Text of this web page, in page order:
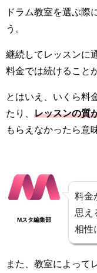
ドラム教室を選ぶ際
う。
継続してレッスンに
料金では続けること
とはいえ、いくら料
たり、 レッスンの質
もらえなかったら意
Mスタ編集部
料金
思え
相性
また、教室によって